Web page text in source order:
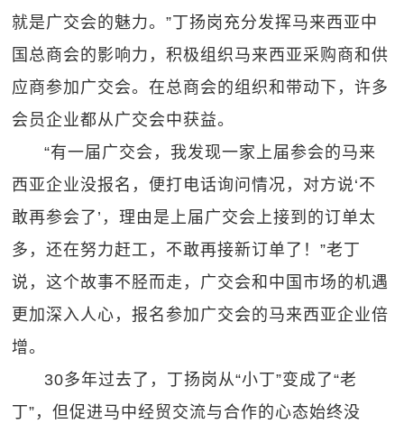
就是广交会的魅力。”丁扬岗充分发挥马来西亚中
国总商会的影响力，积极组织马来西亚采购商和供
应商参加广交会。在总商会的组织和带动下，许多
会员企业都从广交会中获益。
“有一届广交会，我发现一家上届参会的马来
西亚企业没报名，便打电话询问情况，对方说‘不
敢再参会了’，理由是上届广交会上接到的订单太
多，还在努力赶工，不敢再接新订单了！”老丁
说，这个故事不胫而走，广交会和中国市场的机遇
更加深入人心，报名参加广交会的马来西亚企业倍
增。
30多年过去了，丁扬岗从“小丁”变成了“老
丁”，但促进马中经贸交流与合作的心态始终没